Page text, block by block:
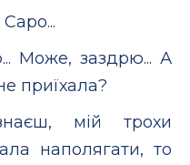
Може, заздрю... А
приїхала?
мій трохи
наполягати, то